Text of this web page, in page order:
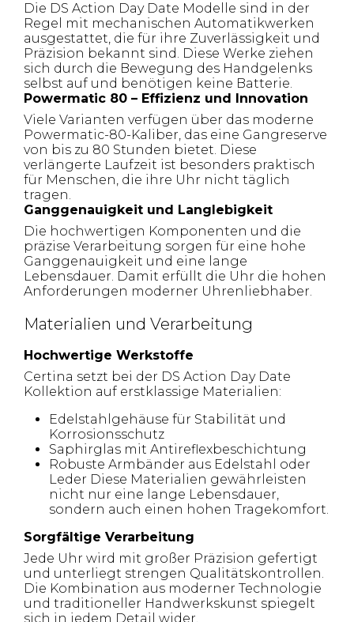
Die DS Action Day Date Modelle sind in der
Regel mit mechanischen Automatikwerken
ausgestattet, die für ihre Zuverlässigkeit und
Präzision bekannt sind. Diese Werke ziehen
sich durch die Bewegung des Handgelenks
selbst auf und benötigen keine Batterie.
Powermatic 80 – Effizienz und Innovation
Viele Varianten verfügen über das moderne
Powermatic-80-Kaliber, das eine Gangreserve
von bis zu 80 Stunden bietet. Diese
verlängerte Laufzeit ist besonders praktisch
für Menschen, die ihre Uhr nicht täglich
tragen.
Ganggenauigkeit und Langlebigkeit
Die hochwertigen Komponenten und die
präzise Verarbeitung sorgen für eine hohe
Ganggenauigkeit und eine lange
Lebensdauer. Damit erfüllt die Uhr die hohen
Anforderungen moderner Uhrenliebhaber.
Materialien und Verarbeitung
Hochwertige Werkstoffe
Certina setzt bei der DS Action Day Date
Kollektion auf erstklassige Materialien:
Edelstahlgehäuse für Stabilität und
Korrosionsschutz
Saphirglas mit Antireflexbeschichtung
Robuste Armbänder aus Edelstahl oder
Leder Diese Materialien gewährleisten
nicht nur eine lange Lebensdauer,
sondern auch einen hohen Tragekomfort.
Sorgfältige Verarbeitung
Jede Uhr wird mit großer Präzision gefertigt
und unterliegt strengen Qualitätskontrollen.
Die Kombination aus moderner Technologie
und traditioneller Handwerkskunst spiegelt
sich in jedem Detail wider.